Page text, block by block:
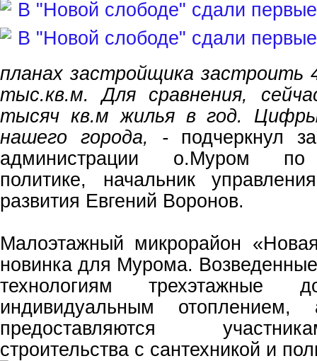
планах застройщика застроить
тыс.кв.м. Для сравнения,
тысяч кв.м жилья в год.
нашего города, -подчеркнул
администрации о.Муром по
политике, начальник
развития Евгений Воронов.
Малоэтажный микрорайон
новинка для Мурома.
технологиям трехэтажные
индивидуальным
предоставляются
строительства с сантехникой и